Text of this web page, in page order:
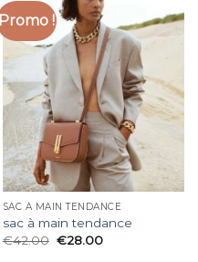
Promo !
SAC À MAIN TENDANCE
sac à main tendance
€42.00 €28.00